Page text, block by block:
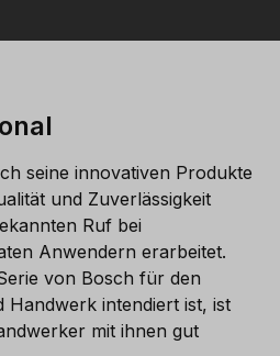
seine innovativen Produkte
und Zuverlässigkeit
Ruf bei
Anwendern erarbeitet.
von Bosch für den
Handwerk intendiert ist, ist
mit ihnen gut